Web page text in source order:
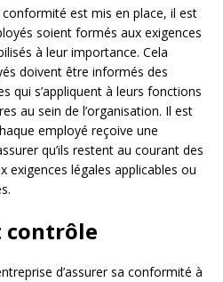
est mis en place, il est
soient formés aux exigences
à leur importance. Cela
doivent être informés des
qui s’appliquent à leurs fonctions
au sein de l’organisation. Il est
employé reçoive une
qu’ils restent au courant des
exigences légales applicables ou
contrôle
d’assurer sa conformité à